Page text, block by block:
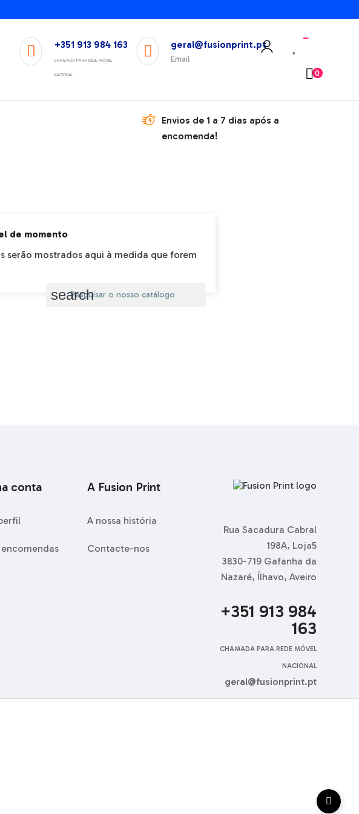
+351 913 984 163
CHAMADA PARA REDE MÓVEL
NACIONAL
geral@fusionprint.pt
Email
0
Envios de 1 a 7 dias após a
encomenda!
de momento
serão mostrados aqui à medida que forem
search
conta A Fusion Print
A nossa história
Contacte-nos
Rua Sacadura Cabral
198A, Loja5
3830-719 Gafanha da
Nazaré, Ílhavo, Aveiro
+351 913 984
163
CHAMADA PARA REDE MÓVEL
NACIONAL
geral@fusionprint.pt